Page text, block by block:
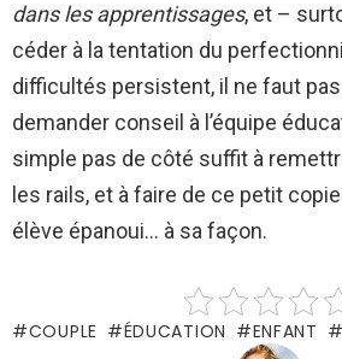
dans les apprentissages, et –
céder à la tentation du
difficultés persistent, il ne faut
demander conseil à l’équipe
simple pas de côté suffit à
les rails, et à faire de ce petit
élève épanoui… à sa façon.
COUPLE ÉDUCATION ENFANT